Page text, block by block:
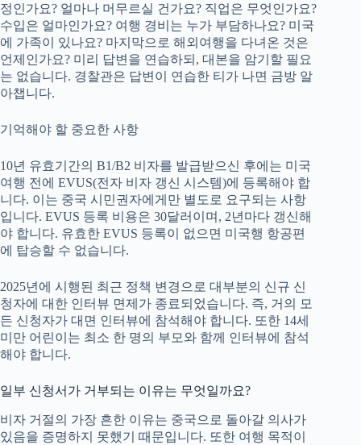
정인가요? 얼마나 머무르실 건가요? 직업은 무엇인가요?
수입은 얼마인가요? 여행 경비는 누가 부담하나요? 미국
에 가족이 있나요? 마지막으로 해외여행을 다녀온 것은
언제인가요? 미리 답변을 연습하되, 대본을 암기할 필요
는 없습니다. 경찰관은 답변이 연습한 티가 나면 금방 알
아챕니다.
기억해야 할 중요한 사항
10년 유효기간의 B1/B2 비자를 발급받으신 후에는 미국
여행 전에 EVUS(전자 비자 갱신 시스템)에 등록해야 합
니다. 이는 중국 시민권자에게만 별도로 요구되는 사항
입니다. EVUS 등록 비용은 30달러이며, 2년마다 갱신해
야 합니다. 유효한 EVUS 등록이 없으면 미국행 항공편
에 탑승할 수 없습니다.
2025년에 시행된 최근 정책 변경으로 대부분의 신규 신
청자에 대한 인터뷰 면제가 종료되었습니다. 즉, 거의 모
든 신청자가 대면 인터뷰에 참석해야 합니다. 또한 14세
미만 어린이는 최소 한 명의 부모와 함께 인터뷰에 참석
해야 합니다.
일부 신청서가 거부되는 이유는 무엇일까요?
비자 거절의 가장 흔한 이유는 중국으로 돌아갈 의사가
있음을 증명하지 못했기 때문입니다. 또한 여행 목적이